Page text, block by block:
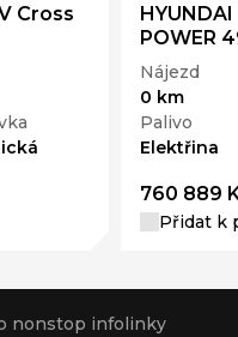
Cross
POWER
Nájezd
0 km
Palivo
Elektřina
760 889
Přidat k
nonstop infolinky